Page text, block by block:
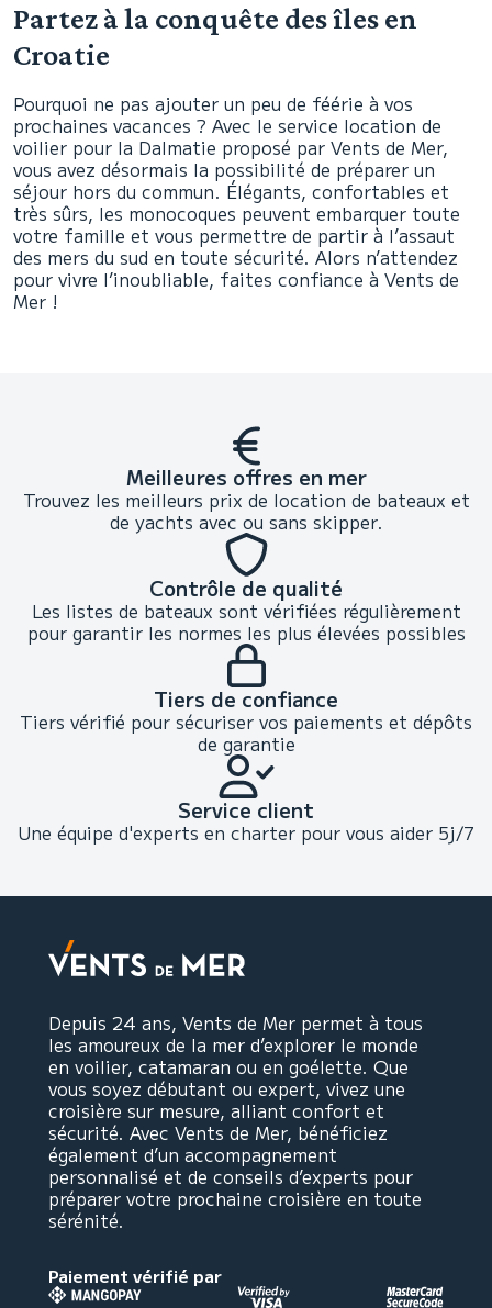
Partez à la conquête des îles en
Croatie
Pourquoi ne pas ajouter un peu de féérie à vos
prochaines vacances ? Avec le service location de
voilier pour la Dalmatie proposé par Vents de Mer,
vous avez désormais la possibilité de préparer un
séjour hors du commun. Élégants, confortables et
très sûrs, les monocoques peuvent embarquer toute
votre famille et vous permettre de partir à l’assaut
des mers du sud en toute sécurité. Alors n’attendez
pour vivre l’inoubliable, faites confiance à Vents de
Mer !
Meilleures offres en mer
Trouvez les meilleurs prix de location de bateaux et
de yachts avec ou sans skipper.
Contrôle de qualité
Les listes de bateaux sont vérifiées régulièrement
pour garantir les normes les plus élevées possibles
Tiers de confiance
Tiers vérifié pour sécuriser vos paiements et dépôts
de garantie
Service client
Une équipe d'experts en charter pour vous aider 5j/7
Depuis 24 ans, Vents de Mer permet à tous
les amoureux de la mer d’explorer le monde
en voilier, catamaran ou en goélette. Que
vous soyez débutant ou expert, vivez une
croisière sur mesure, alliant confort et
sécurité. Avec Vents de Mer, bénéficiez
également d’un accompagnement
personnalisé et de conseils d’experts pour
préparer votre prochaine croisière en toute
sérénité.
Paiement vérifié par